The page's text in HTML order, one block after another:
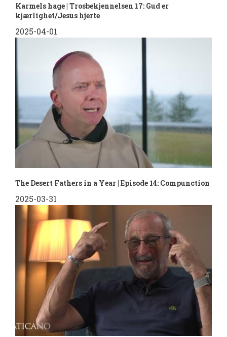
Karmels hage | Trosbekjennelsen 17: Gud er
kjærlighet/Jesus hjerte
2025-04-01
The Desert Fathers in a Year | Episode 14: Compunction
2025-03-31